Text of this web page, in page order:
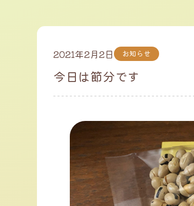
2021年2月2日 お知らせ
今日は節分です